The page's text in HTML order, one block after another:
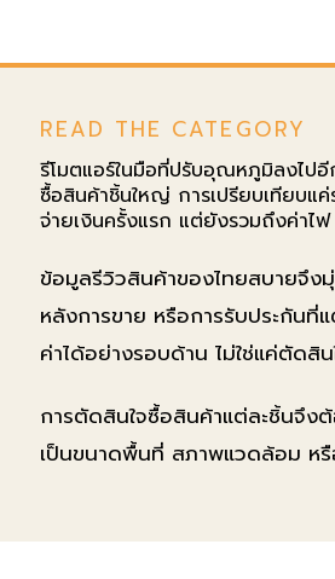
READ THE CATEGORY
รีโมตแอร์ในมือที่ปรับอุณหภูมิลงไป
ซื้อสินค้าชิ้นใหญ่ การเปรียบเทียบแค่
จ่ายเงินครั้งแรก แต่ยังรวมถึงค่าไ
ข้อมูลรีวิวสินค้าของไทยสบายจึง
หลังการขาย หรือการรับประกันที่
ค่าได้อย่างรอบด้าน ไม่ใช่แค่ตัดสิ
การตัดสินใจซื้อสินค้าแต่ละชิ้นจึงต้
เป็นขนาดพื้นที่ สภาพแวดล้อม หรื